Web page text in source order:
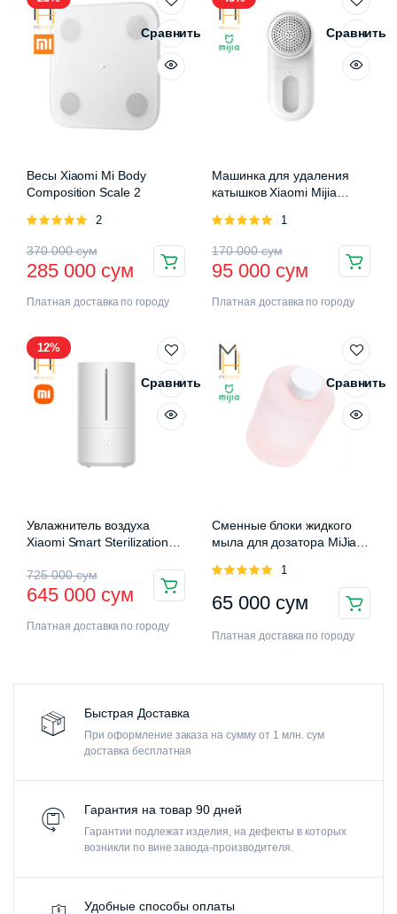
Быстрая Доставка
При оформление заказа на сумму от 1 млн. сум
доставка бесплатная
Гарантия на товар 90 дней
Гарантии подлежат изделия, на дефекты в которых
возникли по вине завода-производителя.
Удобные способы оплаты
Сравнить
Весы Xiaomi Mi Body
Composition Scale 2
Оценка
2
370 000сум
285 000 сум
Платная доставка по городу
Сравнить
Машинка для удаления
катышков Xiaomi Mijia
Оценка
1
170 000сум
95 000 сум
Платная доставка по городу
12%
Сравнить
Увлажнитель воздуха
Xiaomi Smart Sterilization
725 000сум
645 000 сум
Платная доставка по городу
Сравнить
Сменные блоки жидкого
мыла для дозатора MiJia
Dispenser
Оценка
1
65 000 сум
Платная доставка по городу